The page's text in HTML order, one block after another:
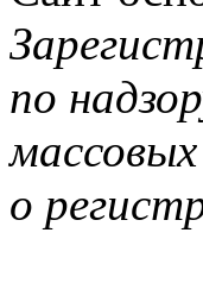
по
о